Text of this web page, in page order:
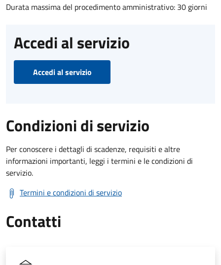
Durata massima del procedimento amministrativo: 30 giorni
Accedi al servizio
Accedi al servizio
Condizioni di servizio
Per conoscere i dettagli di scadenze, requisiti e altre
informazioni importanti, leggi i termini e le condizioni di
servizio.
Termini e condizioni di servizio
Contatti